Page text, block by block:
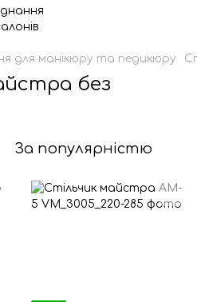
для манікюру та педикюру
без
За популярністю